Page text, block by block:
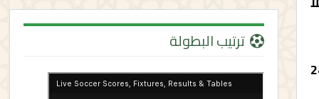
المغرب العربي للأنباء أن 24
ترتيب البطولة